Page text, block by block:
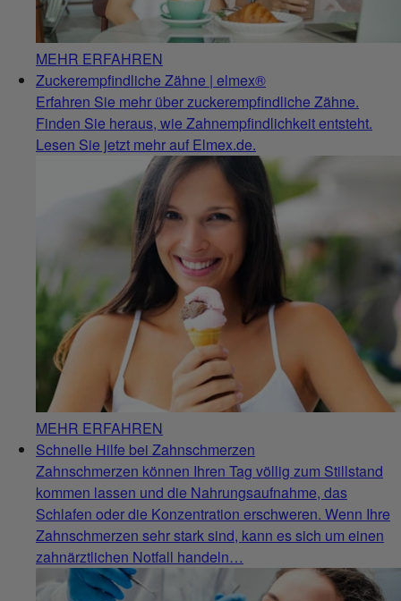
MEHR ERFAHREN
Zuckerempfindliche Zähne | elmex®
Erfahren Sie mehr über zuckerempfindliche Zähne.
Finden Sie heraus, wie Zahnempfindlichkeit entsteht.
Lesen Sie jetzt mehr auf Elmex.de.
MEHR ERFAHREN
Schnelle Hilfe bei Zahnschmerzen
Zahnschmerzen können Ihren Tag völlig zum Stillstand
kommen lassen und die Nahrungsaufnahme, das
Schlafen oder die Konzentration erschweren. Wenn Ihre
Zahnschmerzen sehr stark sind, kann es sich um einen
zahnärztlichen Notfall handeln…